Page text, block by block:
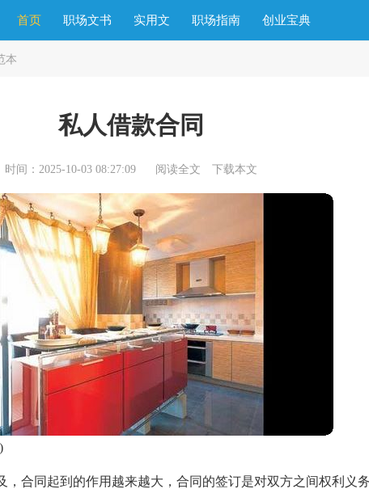
首页 职场文书 实用文 职场指南 创业宝典
本
私人借款合同
时间：2025-10-03 08:27:09 阅读全文 下载本文
，合同起到的作用越来越大，合同的签订是对双方之间权利义